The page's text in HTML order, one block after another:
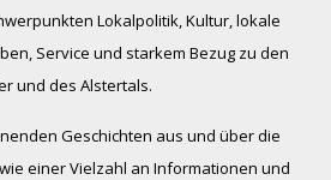
Lokalpolitik, Kultur, lokale
Service und starkem Bezug zu den
und des Alstertals.
Geschichten aus und über die
einer Vielzahl an Informationen und